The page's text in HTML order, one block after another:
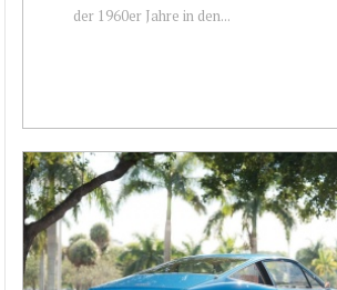
der 1960er Jahre in den...